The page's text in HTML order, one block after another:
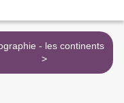
- les continents
>